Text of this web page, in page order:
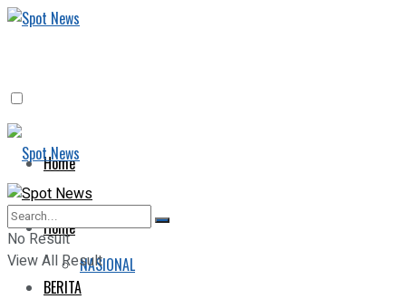
Home
BERITA
NASIONAL
Home
BERITA
No Result
View All Result